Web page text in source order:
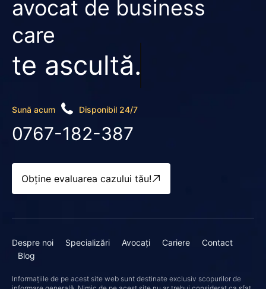
avocat de business
care
te ascultă.
Sună acum Disponibil 24/7
0767-182-387
Obține evaluarea cazului tău!
Despre noi Specializări Avocați Cariere
Contact
Blog
Informațiile de pe acest site web sunt destinate exclusiv scopurilor de